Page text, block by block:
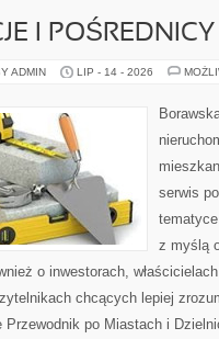
I
ADMIN LIP - 14 - 2026
serwis
z myślą
o inwestorach,
chcących lepiej
Przewodnik po Miastach i